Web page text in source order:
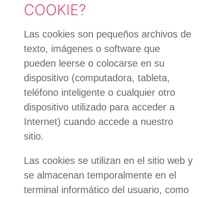
COOKIE?
Las cookies son pequeños archivos de
texto, imágenes o software que
pueden leerse o colocarse en su
dispositivo (computadora, tableta,
teléfono inteligente o cualquier otro
dispositivo utilizado para acceder a
Internet) cuando accede a nuestro
sitio.
Las cookies se utilizan en el sitio web y
se almacenan temporalmente en el
terminal informático del usuario, como